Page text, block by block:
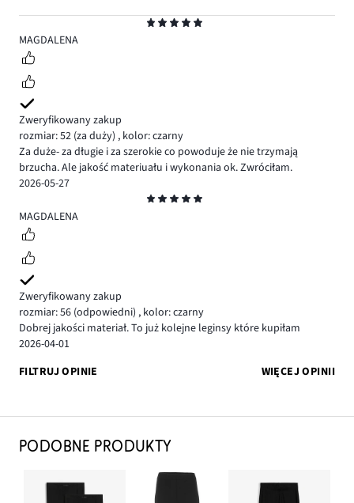
5
MAGDALENA
Zweryfikowany zakup
rozmiar: 52 (za duży) , kolor: czarny
Za duże- za długie i za szerokie co powoduje że nie trzymają
brzucha. Ale jakość materiuału i wykonania ok. Zwróciłam.
2026-05-27
5
MAGDALENA
Zweryfikowany zakup
rozmiar: 56 (odpowiedni) , kolor: czarny
Dobrej jakości materiał. To już kolejne leginsy które kupiłam
2026-04-01
FILTRUJ OPINIE
WIĘCEJ OPINII
PODOBNE PRODUKTY